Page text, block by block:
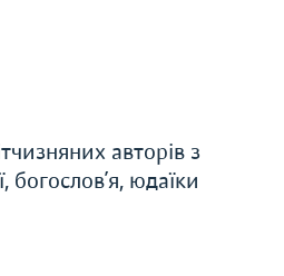
авторів з
богослов’я, юдаїки